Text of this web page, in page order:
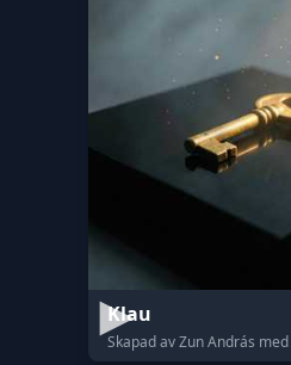
Klau
Skapad av Zun András med